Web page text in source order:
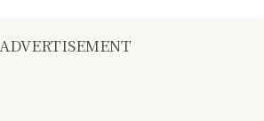
ADVERTISEMENT